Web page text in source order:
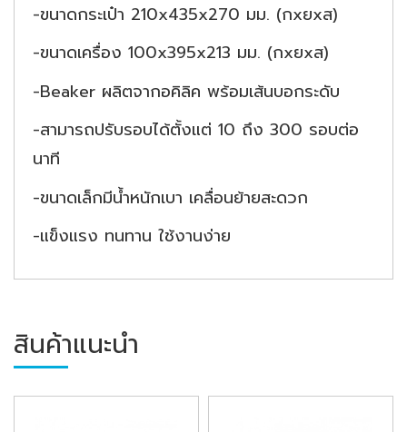
-ขนาดกระเป๋า 210x435x270 มม. (กxยxส)
-ขนาดเครื่อง 100x395x213 มม. (กxยxส)
-Beaker ผลิตจากอคิลิค พร้อมเส้นบอกระดับ
-สามารถปรับรอบได้ตั้งแต่ 10 ถึง 300 รอบต่อ
นาที
-ขนาดเล็กมีน้ำหนักเบา เคลื่อนย้ายสะดวก
-แข็งแรง ทนทาน ใช้งานง่าย
สินค้าแนะนำ